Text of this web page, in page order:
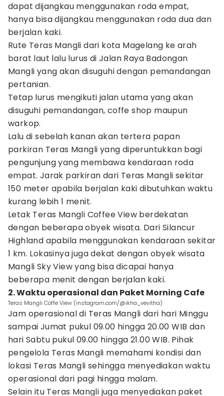
dapat dijangkau menggunakan roda empat,
hanya bisa dijangkau menggunakan roda dua dan
berjalan kaki.
Rute Teras Mangli dari kota Magelang ke arah
barat laut lalu lurus di Jalan Raya Badongan
Mangli yang akan disuguhi dengan pemandangan
pertanian.
Tetap lurus mengikuti jalan utama yang akan
disuguhi pemandangan, coffe shop maupun
warkop.
Lalu di sebelah kanan akan tertera papan
parkiran Teras Mangli yang diperuntukkan bagi
pengunjung yang membawa kendaraan roda
empat. Jarak parkiran dari Teras Mangli sekitar
150 meter apabila berjalan kaki dibutuhkan waktu
kurang lebih 1 menit.
Letak Teras Mangli Coffee View berdekatan
dengan beberapa obyek wisata. Dari Silancur
Highland apabila menggunakan kendaraan sekitar
1 km. Lokasinya juga dekat dengan obyek wisata
Mangli Sky View yang bisa dicapai hanya
beberapa menit dengan berjalan kaki.
2. Waktu operasional dan Paket Morning Cafe
Teras Mangli Coffe View (instagram.com/@ikha_vevitha)
Jam operasional di Teras Mangli dari hari Minggu
sampai Jumat pukul 09.00 hingga 20.00 WIB dan
hari Sabtu pukul 09.00 hingga 21.00 WIB. Pihak
pengelola Teras Mangli memahami kondisi dan
lokasi Teras Mangli sehingga menyediakan waktu
operasional dari pagi hingga malam.
Selain itu Teras Mangli juga menyediakan paket